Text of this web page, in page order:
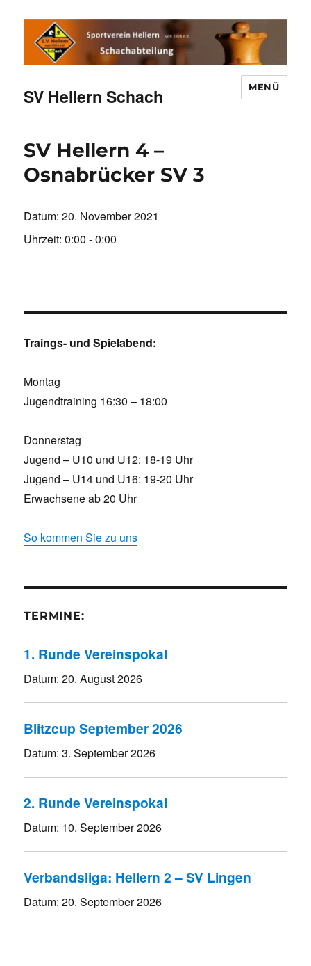
SV Hellern Schach MENÜ
SV Hellern 4 –
Osnabrücker SV 3
Datum:20. November 2021
Uhrzeit:0:00 - 0:00
Traings- und Spielabend:
Montag
Jugendtraining 16:30 – 18:00
Donnerstag
Jugend – U10 und U12: 18-19 Uhr
Jugend – U14 und U16: 19-20 Uhr
Erwachsene ab 20 Uhr
So kommen Sie zu uns
TERMINE:
1. Runde Vereinspokal
Datum:20. August 2026
Blitzcup September 2026
Datum:3. September 2026
2. Runde Vereinspokal
Datum: 10. September 2026
Verbandsliga: Hellern 2 – SV Lingen
Datum:20. September 2026